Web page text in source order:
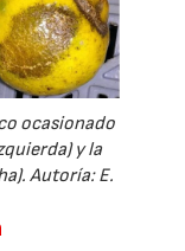
ocasionado
y la
Autoría: E.